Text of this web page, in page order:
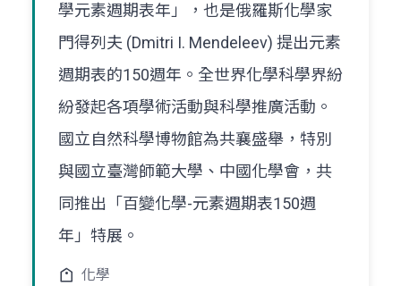
學元素週期表年」，也是俄羅斯化學家
門得列夫 (Dmitri I. Mendeleev) 提出元素
週期表的150週年。全世界化學科學界紛
紛發起各項學術活動與科學推廣活動。
國立自然科學博物館為共襄盛舉，特別
與國立臺灣師範大學、中國化學會，共
同推出「百變化學-元素週期表150週
年」特展。
化學